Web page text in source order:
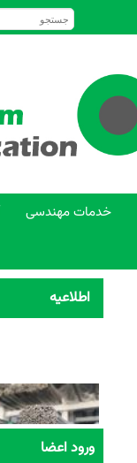
خدمات مهندسی
اطلاعیه
ورود اعضا